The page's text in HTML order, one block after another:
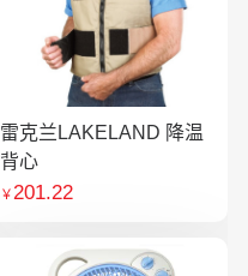
雷克兰LAKELAND 降温
背心
￥201.22